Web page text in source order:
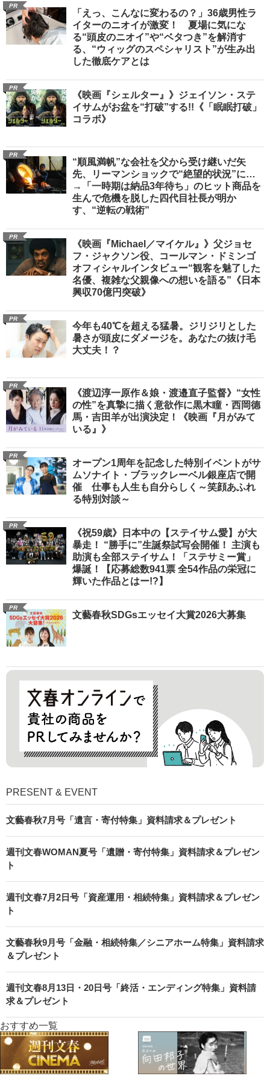
PR
「えっ、こんなに変わるの？」36歳男性ラ
イターのニオイが激変！ 夏場に気にな
る“頭皮のニオイ”や“ベタつき”を解消す
る、“ウィッグのスペシャリスト”が生み出
した徹底ケアとは
PR
《映画『シェルター』》ジェイソン・ステ
イサムがお盆を“打破”する!!《「眠眠打破」
コラボ》
PR
“順風満帆”な会社を父から受け継いだ矢
先、リーマンショックで“絶望的状況”に…
→「一時期は納品3年待ち」のヒット商品を
生んで危機を脱した四代目社長が明か
す、“逆転の戦術”
PR
《映画『Michael／マイケル』》父ジョセ
フ・ジャクソン役、コールマン・ドミンゴ
オフィシャルインタビュー“観客を魅了した
名優、複雑な父親像への想いを語る”《日本
興収70億円突破》
PR
今年も40℃を超える猛暑。ジリジリとした
暑さが頭皮にダメージを。あなたの抜け毛
大丈夫！？
PR
《渡辺淳一原作＆娘・渡邉直子監督》“女性
の性”を真摯に描く意欲作に黒木瞳・西岡德
馬・吉田羊が出演決定！《映画『月がみて
いる』》
PR
オープン1周年を記念した特別イベントがサ
ムソナイト・ブラックレーベル銀座店で開
催 仕事も人生も自分らしく～笑顔あふれ
る特別対談～
PR
《祝59歳》日本中の【ステイサム愛】が大
暴走！ “勝手に”生誕祭試写会開催！ 主演も
助演も全部ステイサム！「ステサミー賞」
爆誕！【応募総数941票 全54作品の栄冠に
輝いた作品とはー!?】
PR
文藝春秋SDGsエッセイ大賞2026大募集
PRESENT & EVENT
文藝春秋7月号「遺言・寄付特集」資料請求＆プレゼント
週刊文春WOMAN夏号「遺贈・寄付特集」資料請求＆プレゼン
ト
週刊文春7月2日号「資産運用・相続特集」資料請求＆プレゼン
ト
文藝春秋9月号「金融・相続特集／シニアホーム特集」資料請求
＆プレゼント
週刊文春8月13日・20日号「終活・エンディング特集」資料請
求＆プレゼント
おすすめ一覧